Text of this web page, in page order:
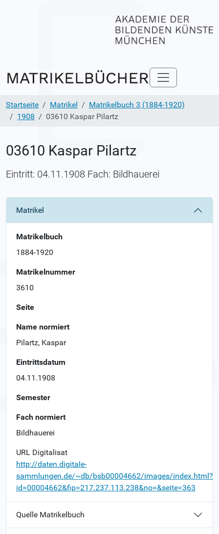
Startseite Matrikel
Matrikelbuch 3 (1884-1920)
1908
03610 Kaspar Pilartz
03610 Kaspar Pilartz
Eintritt: 04.11.1908 Fach: Bildhauerei
Matrikel
Matrikelbuch
1884-1920
Matrikelnummer
3610
Seite
Name normiert
Pilartz, Kaspar
Eintrittsdatum
04.11.1908
Semester
Fach normiert
Bildhauerei
URL Digitalisat
http://daten.digitale-
sammlungen.de/~db/bsb00004662/images/index.html?
id=00004662&fip=217.237.113.238&no=&seite=363
Quelle Matrikelbuch